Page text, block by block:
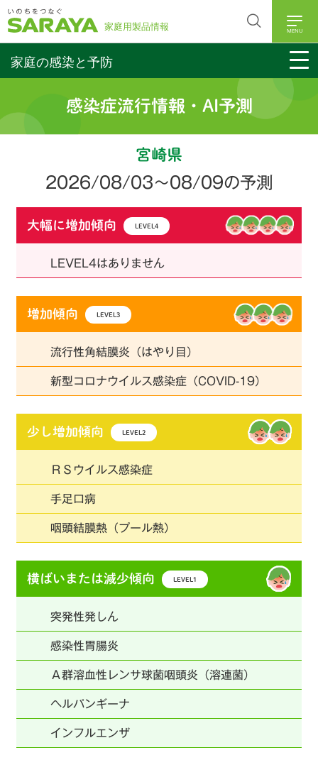
MENU
家庭の感染と予防
感染症流行情報・AI予測
宮崎県
2026/08/03〜08/09の予測
大幅に増加傾向 LEVEL4
LEVEL4はありません
増加傾向 LEVEL3
流行性角結膜炎（はやり目）
新型コロナウイルス感染症（COVID-19）
少し増加傾向 LEVEL2
ＲＳウイルス感染症
手足口病
咽頭結膜熱（プール熱）
横ばいまたは減少傾向 LEVEL1
突発性発しん
感染性胃腸炎
Ａ群溶血性レンサ球菌咽頭炎（溶連菌）
ヘルパンギーナ
インフルエンザ